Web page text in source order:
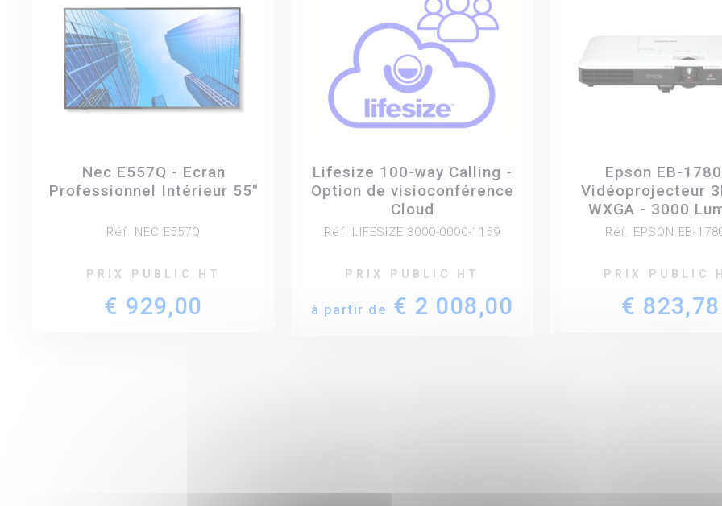
Nec E557Q - Ecran
Professionnel Intérieur 55"
Réf. NEC E557Q
PRIX PUBLIC HT
€ 929,00
Lifesize 100-way Calling -
Option de visioconférence
Cloud
Réf. LIFESIZE 3000-0000-1159
PRIX PUBLIC HT
à partir de € 2 008,00
Epson EB-
Vidéoprojecteur
WXGA - 3000
Réf. EPSON EB-
PRIX PUBLIC
€ 823,78